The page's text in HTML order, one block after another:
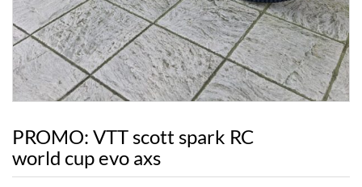
PROMO: VTT scott spark RC
world cup evo axs